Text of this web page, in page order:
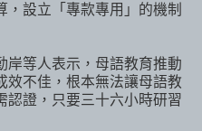
設立「專款專用」的機制
岸等人表示，母語教育推動
效不佳，根本無法讓母語教
認證，只要三十六小時研習